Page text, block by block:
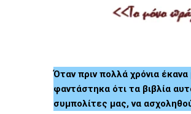
Όταν πριν πολλά χρόνια
φαντάστηκα ότι τα βιβλία
συμπολίτες μας, να